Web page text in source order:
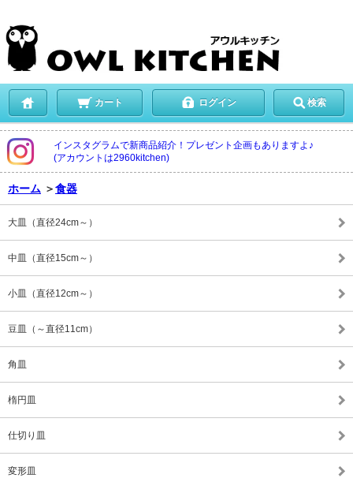
カート ログイン 検索
インスタグラムで新商品紹介！プレゼント企画もありますよ♪
(アカウントは2960kitchen)
ホーム ＞食器
大皿（直径24cm～）
中皿（直径15cm～）
小皿（直径12cm～）
豆皿（～直径11cm）
角皿
楕円皿
仕切り皿
変形皿